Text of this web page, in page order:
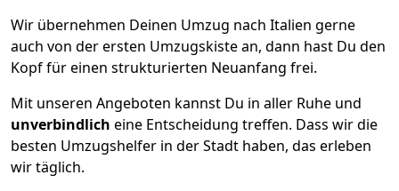
Wir übernehmen Deinen Umzug nach Italien gerne
auch von der ersten Umzugskiste an, dann hast Du den
Kopf für einen strukturierten Neuanfang frei.
Mit unseren Angeboten kannst Du in aller Ruhe und
unverbindlich eine Entscheidung treffen. Dass wir die
besten Umzugshelfer in der Stadt haben, das erleben
wir täglich.